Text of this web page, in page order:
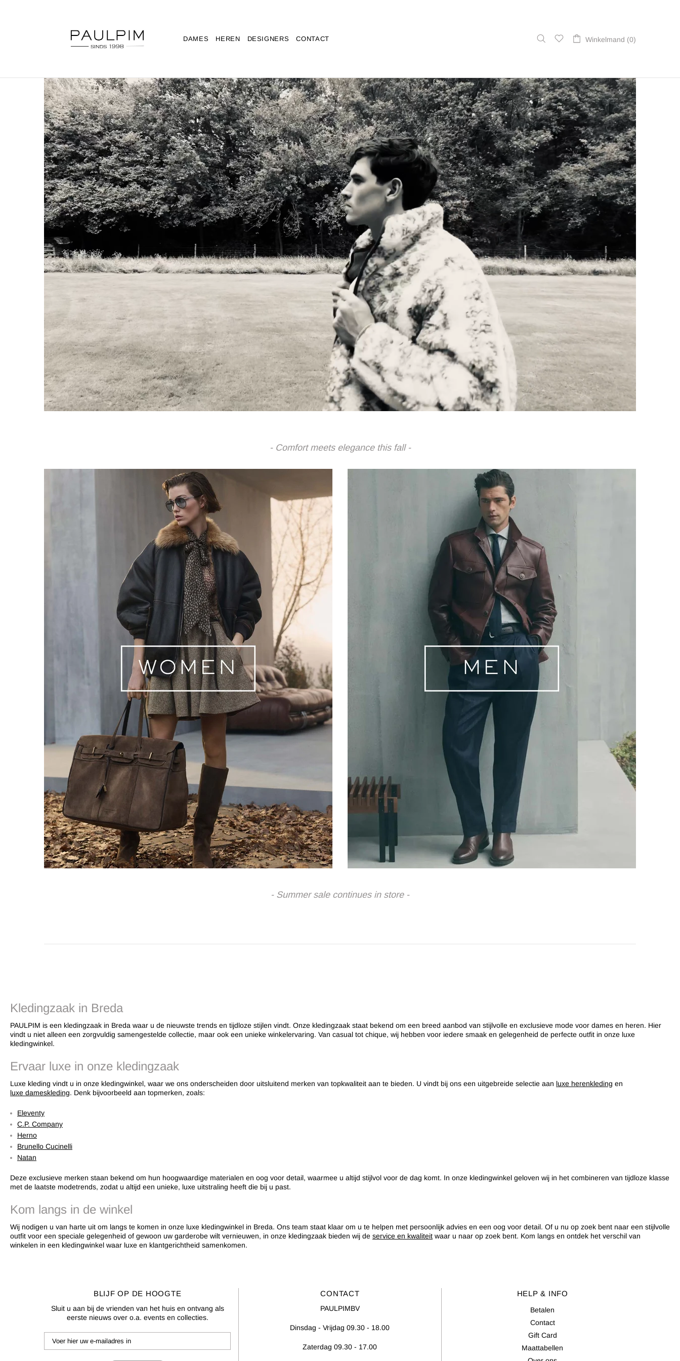
DAMES HEREN DESIGNERS CONTACT Winkelmand (0)
- Comfort meets elegance this fall -
- Summer sale continues in store -
Kledingzaak in Breda
PAULPIM is een kledingzaak in Breda waar u de nieuwste trends en tijdloze stijlen vindt. Onze kledingzaak staat bekend om een breed aanbod van stijlvolle en exclusieve mode voor dames en heren. Hier
vindt u niet alleen een zorgvuldig samengestelde collectie, maar ook een unieke winkelervaring. Van casual tot chique, wij hebben voor iedere smaak en gelegenheid de perfecte outfit in onze luxe
kledingwinkel.
Ervaar luxe in onze kledingzaak
Luxe kleding vindt u in onze kledingwinkel, waar we ons onderscheiden door uitsluitend merken van topkwaliteit aan te bieden. U vindt bij ons een uitgebreide selectie aan luxe herenkleding en
luxe dameskleding. Denk bijvoorbeeld aan topmerken, zoals:
Eleventy
C.P. Company
Herno
Brunello Cucinelli
Natan
Deze exclusieve merken staan bekend om hun hoogwaardige materialen en oog voor detail, waarmee u altijd stijlvol voor de dag komt. In onze kledingwinkel geloven wij in het combineren van tijdloze klasse
met de laatste modetrends, zodat u altijd een unieke, luxe uitstraling heeft die bij u past.
Kom langs in de winkel
Wij nodigen u van harte uit om langs te komen in onze luxe kledingwinkel in Breda. Ons team staat klaar om u te helpen met persoonlijk advies en een oog voor detail. Of u nu op zoek bent naar een stijlvolle
outfit voor een speciale gelegenheid of gewoon uw garderobe wilt vernieuwen, in onze kledingzaak bieden wij de service en kwaliteit waar u naar op zoek bent. Kom langs en ontdek het verschil van
winkelen in een kledingwinkel waar luxe en klantgerichtheid samenkomen.
BLIJF OP DE HOOGTE
Sluit u aan bij de vrienden van het huis en ontvang als
eerste nieuws over o.a. events en collecties.
CONTACT
PAULPIMBV
Dinsdag - Vrijdag 09.30 - 18.00
Zaterdag 09.30 - 17.00
HELP & INFO
Betalen
Contact
Gift Card
Maattabellen